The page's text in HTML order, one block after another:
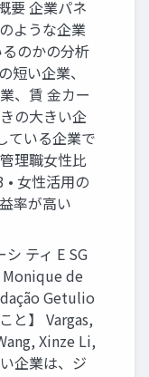
要 企業パネ
ような企業
のかの分析
短い企業、
、賃 金カー
の大きい企
ている企業で
理職女性比
• 女性活用の
率が高い
ティ E SG
Monique de
Getulio
と】 Vargas,
Xinze Li,
企業は、ジ